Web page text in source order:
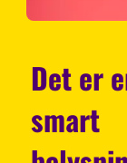
Det er
smart